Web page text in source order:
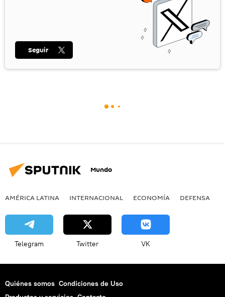
Seguir
Mundo
AMÉRICA LATINA INTERNACIONAL ECONOMÍA DEFENSA
Telegram Twitter VK
Quiénes somos Condiciones de Uso